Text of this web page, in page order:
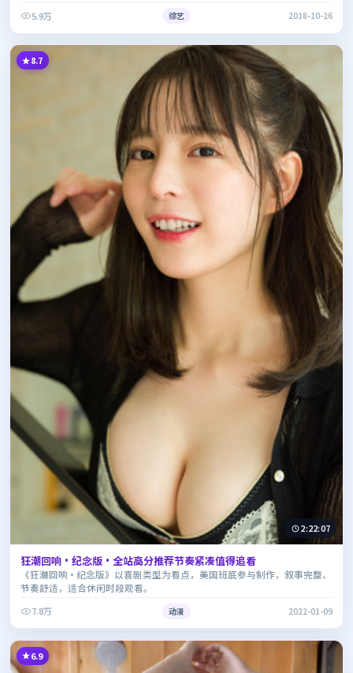
5.9万
综艺 2018-10-26
8.7
2:22:07
狂潮回响·纪念版·全站高分推荐节奏紧凑值得追看
《狂潮回响·纪念版》以喜剧类型为看点，美国班底参与制作，叙事完整、
节奏舒适，适合休闲时段观看。
7.8万
动漫 2022-01-09
6.9